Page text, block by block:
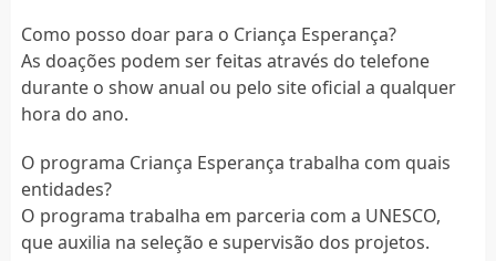
Como posso doar para o Criança Esperança?
As doações podem ser feitas através do telefone
durante o show anual ou pelo site oficial a qualquer
hora do ano.
O programa Criança Esperança trabalha com quais
entidades?
O programa trabalha em parceria com a UNESCO,
que auxilia na seleção e supervisão dos projetos.